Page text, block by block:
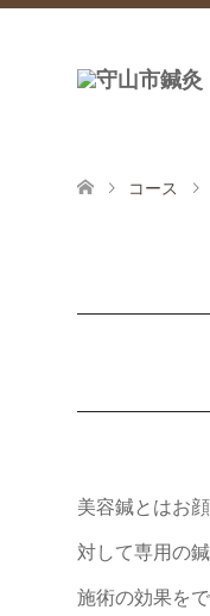
コース
美容鍼とはお
対して専用の
施術の効果を